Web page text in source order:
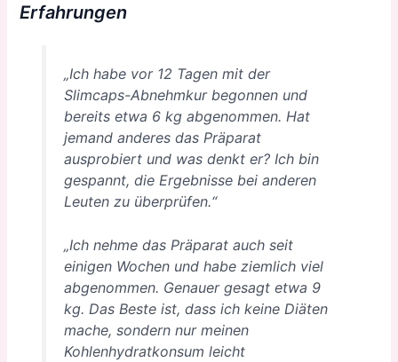
Erfahrungen
„Ich habe vor 12 Tagen mit der
Slimcaps-Abnehmkur begonnen und
bereits etwa 6 kg abgenommen. Hat
jemand anderes das Präparat
ausprobiert und was denkt er? Ich bin
gespannt, die Ergebnisse bei anderen
Leuten zu überprüfen.“
„Ich nehme das Präparat auch seit
einigen Wochen und habe ziemlich viel
abgenommen. Genauer gesagt etwa 9
kg. Das Beste ist, dass ich keine Diäten
mache, sondern nur meinen
Kohlenhydratkonsum leicht